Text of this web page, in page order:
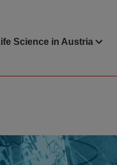
Science in Austria